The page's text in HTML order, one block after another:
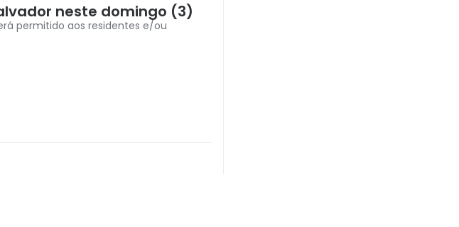
neste domingo (3)
permitido aos residentes e/ou